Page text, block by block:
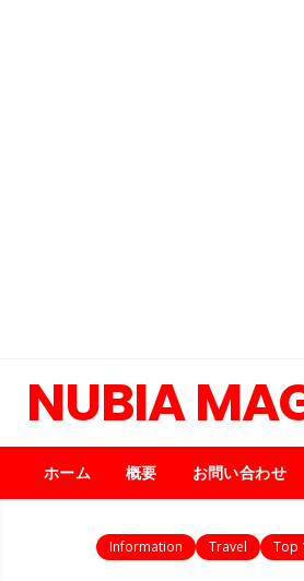
NUBIA
ホーム 概要 お問い合わせ
Information Travel Top